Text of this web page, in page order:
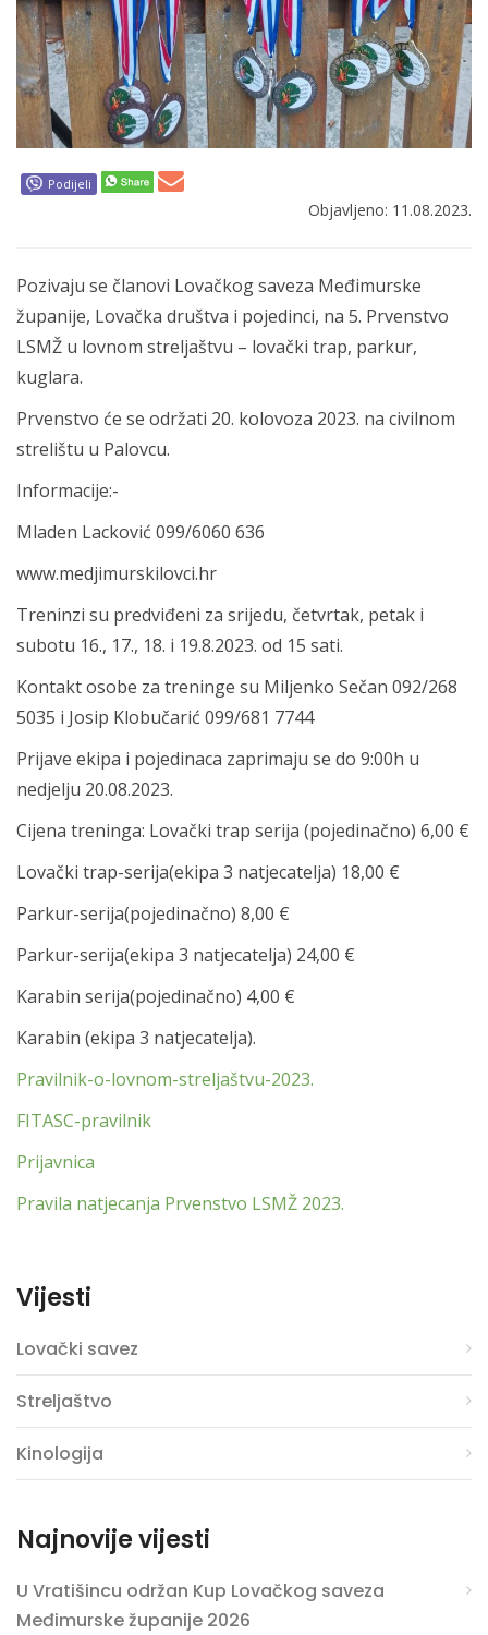
Podijeli
Objavljeno: 11.08.2023.
Pozivaju se članovi Lovačkog saveza Međimurske
županije, Lovačka društva i pojedinci, na 5. Prvenstvo
LSMŽ u lovnom streljaštvu – lovački trap, parkur,
kuglara.
Prvenstvo će se održati 20. kolovoza 2023. na civilnom
strelištu u Palovcu.
Informacije:-
Mladen Lacković 099/6060 636
www.medjimurskilovci.hr
Treninzi su predviđeni za srijedu, četvrtak, petak i
subotu 16., 17., 18. i 19.8.2023. od 15 sati.
Kontakt osobe za treninge su Miljenko Sečan 092/268
5035 i Josip Klobučarić 099/681 7744
Prijave ekipa i pojedinaca zaprimaju se do 9:00h u
nedjelju 20.08.2023.
Cijena treninga: Lovački trap serija (pojedinačno) 6,00 €
Lovački trap-serija(ekipa 3 natjecatelja) 18,00 €
Parkur-serija(pojedinačno) 8,00 €
Parkur-serija(ekipa 3 natjecatelja) 24,00 €
Karabin serija(pojedinačno) 4,00 €
Karabin (ekipa 3 natjecatelja).
Pravilnik-o-lovnom-streljaštvu-2023.
FITASC-pravilnik
Prijavnica
Pravila natjecanja Prvenstvo LSMŽ 2023.
Vijesti
Lovački savez
Streljaštvo
Kinologija
Najnovije vijesti
U Vratišincu održan Kup Lovačkog saveza
Međimurske županije 2026